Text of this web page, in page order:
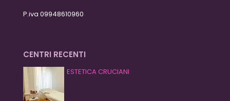
P.iva 09948610960
CENTRI RECENTI
ESTETICA CRUCIANI